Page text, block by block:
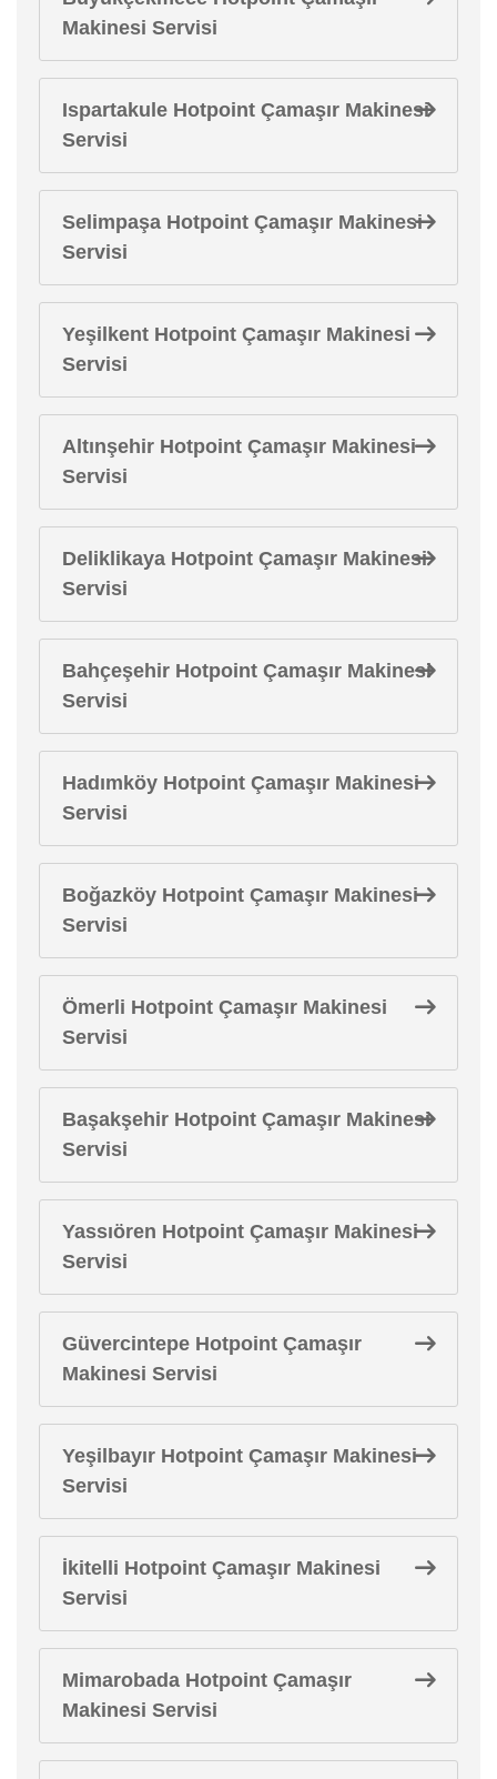
Makinesi Servisi
Ispartakule Hotpoint Çamaşır Makinesi
Servisi
Selimpaşa Hotpoint Çamaşır Makinesi
Servisi
Yeşilkent Hotpoint Çamaşır Makinesi
Servisi
Altınşehir Hotpoint Çamaşır Makinesi
Servisi
Deliklikaya Hotpoint Çamaşır Makinesi
Servisi
Bahçeşehir Hotpoint Çamaşır Makinesi
Servisi
Hadımköy Hotpoint Çamaşır Makinesi
Servisi
Boğazköy Hotpoint Çamaşır Makinesi
Servisi
Ömerli Hotpoint Çamaşır Makinesi
Servisi
Başakşehir Hotpoint Çamaşır Makinesi
Servisi
Yassıören Hotpoint Çamaşır Makinesi
Servisi
Güvercintepe Hotpoint Çamaşır
Makinesi Servisi
Yeşilbayır Hotpoint Çamaşır Makinesi
Servisi
İkitelli Hotpoint Çamaşır Makinesi
Servisi
Mimarobada Hotpoint Çamaşır
Makinesi Servisi